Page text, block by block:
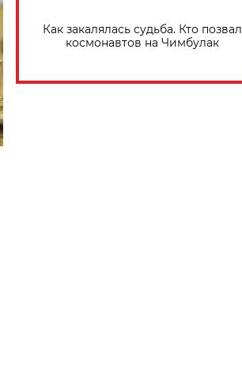
Как закалялась судьба. Кто позвал
космонавтов на Чимбулак